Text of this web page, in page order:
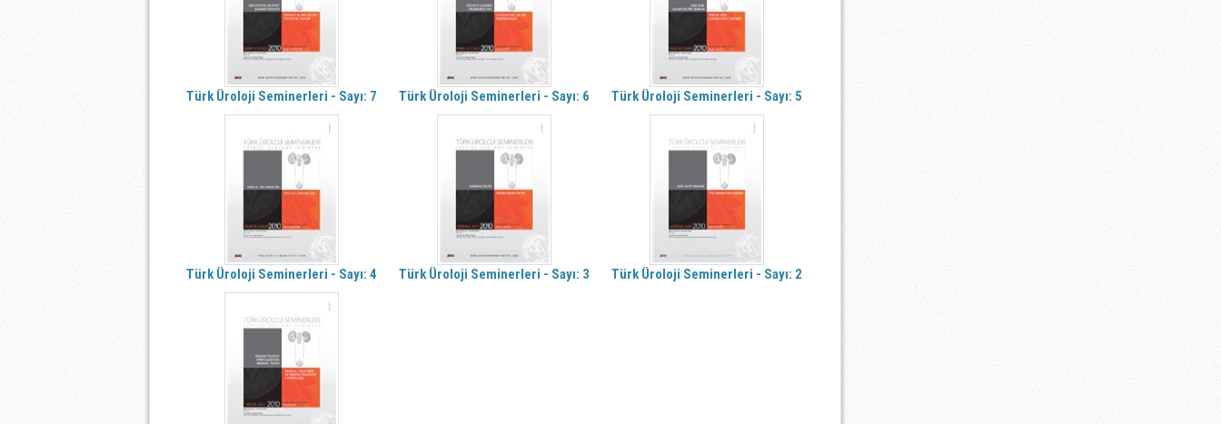
Türk Üroloji Seminerleri - Sayı: 7 Türk Üroloji Seminerleri - Sayı: 6 Türk Üroloji Seminerleri - Sayı: 5
Türk Üroloji Seminerleri - Sayı: 4 Türk Üroloji Seminerleri - Sayı: 3 Türk Üroloji Seminerleri - Sayı: 2